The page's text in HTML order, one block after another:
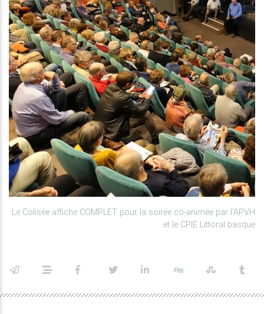
Le Colisée affiche COMPLET pour la soirée co-animée par l'APVH
et le CPIE Littoral basque